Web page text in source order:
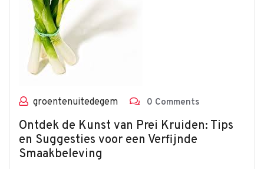
groentenuitedegem 0 Comments
Ontdek de Kunst van Prei Kruiden: Tips
en Suggesties voor een Verfijnde
Smaakbeleving